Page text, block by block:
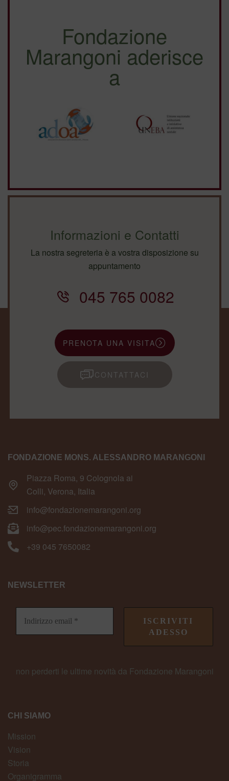
Fondazione
Marangoni aderisce
a
Informazioni e Contatti
La nostra segreteria è a vostra disposizione su
appuntamento
045 765 0082
PRENOTA UNA VISITA
CONTATTACI
FONDAZIONE MONS. ALESSANDRO MARANGONI
Piazza Roma, 9 Colognola ai
Colli, Verona, Italia
info@fondazionemarangoni.org
info@pec.fondazionemarangoni.org
+39 045 7650082
CHI SIAMO
Mission
Vision
Storia
Organigramma
NEWSLETTER
non perderti le ultime novità da Fondazione Marangoni